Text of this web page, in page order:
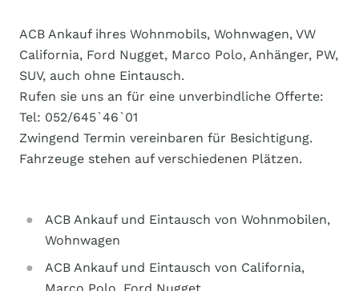
ACB Ankauf ihres Wohnmobils, Wohnwagen, VW
California, Ford Nugget, Marco Polo, Anhänger, PW,
SUV, auch ohne Eintausch.
Rufen sie uns an für eine unverbindliche Offerte:
Tel: 052/645`46`01
Zwingend Termin vereinbaren für Besichtigung.
Fahrzeuge stehen auf verschiedenen Plätzen.
ACB Ankauf und Eintausch von Wohnmobilen,
Wohnwagen
ACB Ankauf und Eintausch von California,